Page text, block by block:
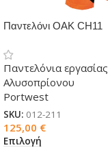
Παντελόνι OAK CH11
Παντελόνια εργασίας
Αλυσοπρίονου
Portwest
SKU: 012-211
125,00 €
Επιλογή